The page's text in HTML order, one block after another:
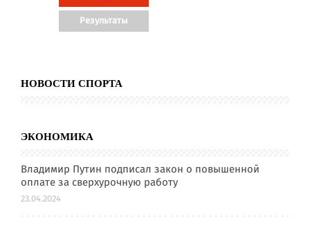
НОВОСТИ СПОРТА
ЭКОНОМИКА
Владимир Путин подписал закон о повышенной
оплате за сверхурочную работу
23.04.2024